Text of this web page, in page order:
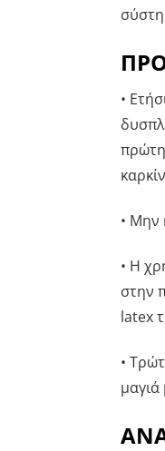
•
• Μην
• Η
στην
latex
•